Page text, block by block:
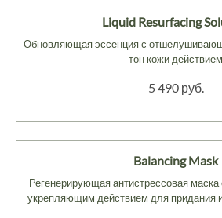
Liquid Resurfacing
Обновляющая эссенция с
тон кожи действием
5 490 руб.
Balancing Mask
Регенерирующая антистрессовая
укрепляющим действием для придания